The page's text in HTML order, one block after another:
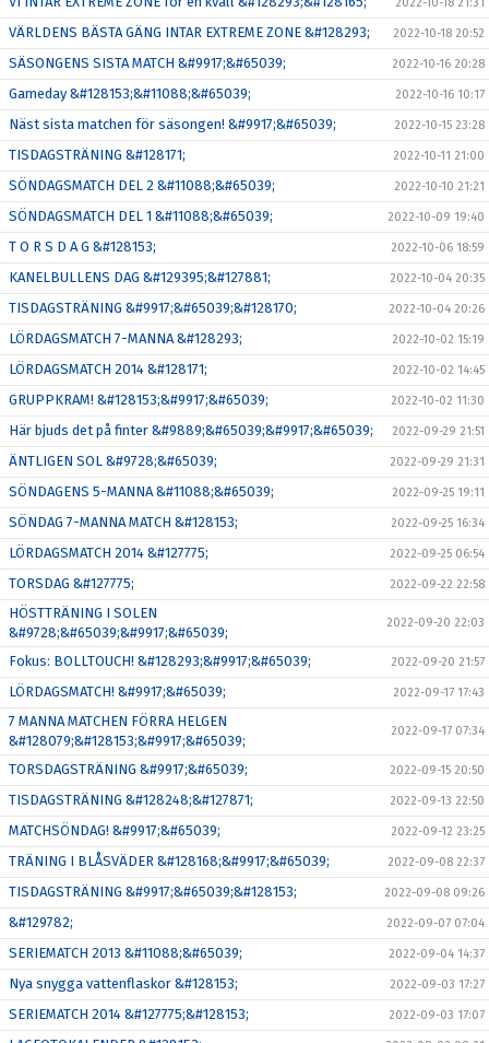
VÄRLDENS BÄSTA GÄNG INTAR EXTREME ZONE &#128293; 2022-10-18 20:52
SÄSONGENS SISTA MATCH &#9917;&#65039; 2022-10-16 20:28
Gameday &#128153;&#11088;&#65039; 2022-10-16 10:17
Näst sista matchen för säsongen! &#9917;&#65039; 2022-10-15 23:28
TISDAGSTRÄNING &#128171; 2022-10-11 21:00
SÖNDAGSMATCH DEL 2 &#11088;&#65039; 2022-10-10 21:21
SÖNDAGSMATCH DEL 1 &#11088;&#65039; 2022-10-09 19:40
T O R S D A G &#128153; 2022-10-06 18:59
KANELBULLENS DAG &#129395;&#127881; 2022-10-04 20:35
TISDAGSTRÄNING &#9917;&#65039;&#128170; 2022-10-04 20:26
LÖRDAGSMATCH 7-MANNA &#128293; 2022-10-02 15:19
LÖRDAGSMATCH 2014 &#128171; 2022-10-02 14:45
GRUPPKRAM! &#128153;&#9917;&#65039; 2022-10-02 11:30
Här bjuds det på finter &#9889;&#65039;&#9917;&#65039; 2022-09-29 21:51
ÄNTLIGEN SOL &#9728;&#65039; 2022-09-29 21:31
SÖNDAGENS 5-MANNA &#11088;&#65039; 2022-09-25 19:11
SÖNDAG 7-MANNA MATCH &#128153; 2022-09-25 16:34
LÖRDAGSMATCH 2014 &#127775; 2022-09-25 06:54
TORSDAG &#127775; 2022-09-22 22:58
HÖSTTRÄNING I SOLEN
&#9728;&#65039;&#9917;&#65039;
2022-09-20 22:03
Fokus: BOLLTOUCH! &#128293;&#9917;&#65039; 2022-09-20 21:57
LÖRDAGSMATCH! &#9917;&#65039; 2022-09-17 17:43
7 MANNA MATCHEN FÖRRA HELGEN
&#128079;&#128153;&#9917;&#65039;
2022-09-17 07:34
TORSDAGSTRÄNING &#9917;&#65039; 2022-09-15 20:50
TISDAGSTRÄNING &#128248;&#127871; 2022-09-13 22:50
MATCHSÖNDAG! &#9917;&#65039; 2022-09-12 23:25
TRÄNING I BLÅSVÄDER &#128168;&#9917;&#65039; 2022-09-08 22:37
TISDAGSTRÄNING &#9917;&#65039;&#128153; 2022-09-08 09:26
&#129782; 2022-09-07 07:04
SERIEMATCH 2013 &#11088;&#65039; 2022-09-04 14:37
Nya snygga vattenflaskor &#128153; 2022-09-03 17:27
SERIEMATCH 2014 &#127775;&#128153; 2022-09-03 17:07